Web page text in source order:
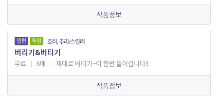
작품정보
엽편 독점 호러, 추리/스릴러
버리기&버티기
무료 | 6매 | 제대로 버티기~이 한번 들어갑니다!!
작품정보